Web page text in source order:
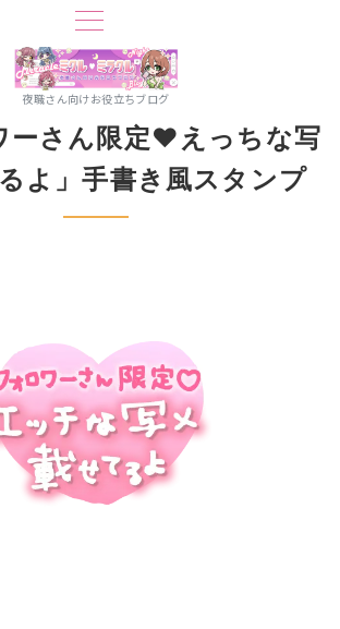
夜職さん向けお役立ちブログ
ーさん限定♥えっちな写
よ」手書き風スタンプ